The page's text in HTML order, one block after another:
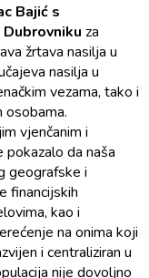
Bajić s
za
žrtava nasilja u
nasilja u
vezama, tako i
osobama.
vjenčanim i
pokazalo da naša
geografske i
financijskih
kao i
na onima koji
i centraliziran u
nije dovoljno